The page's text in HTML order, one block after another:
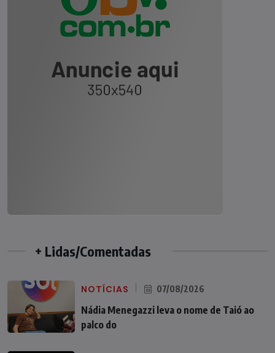
+ Lidas/Comentadas
NOTÍCIAS 07/08/2026
Nádia Menegazzi leva o nome de Taió ao
palco do